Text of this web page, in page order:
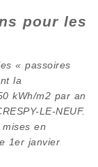
pour les
« passoires
la
kWh/m2 par an
LE-NEUF.
en
1er janvier